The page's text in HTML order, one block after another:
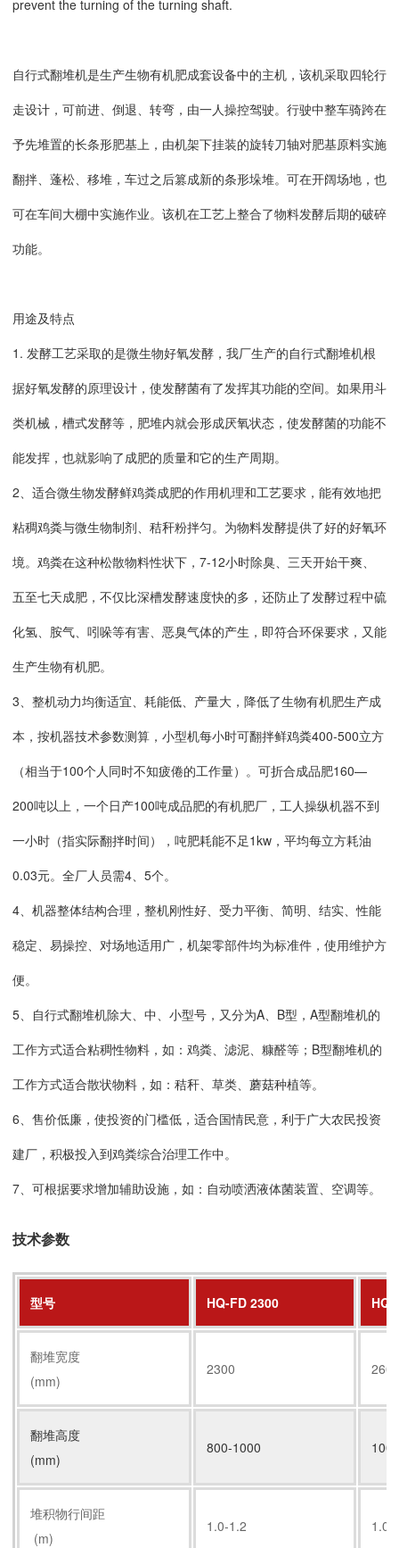
prevent the turning of the turning shaft.
自行式翻堆机是生产生物有机肥成套设备中的主机，该机采取四轮行
走设计，可前进、倒退、转弯，由一人操控驾驶。行驶中整车骑跨在
予先堆置的长条形肥基上，由机架下挂装的旋转刀轴对肥基原料实施
翻拌、蓬松、移堆，车过之后篡成新的条形垛堆。可在开阔场地，也
可在车间大棚中实施作业。该机在工艺上整合了物料发酵后期的破碎
功能。
用途及特点
1. 发酵工艺采取的是微生物好氧发酵，我厂生产的自行式翻堆机根
据好氧发酵的原理设计，使发酵菌有了发挥其功能的空间。如果用斗
类机械，槽式发酵等，肥堆内就会形成厌氧状态，使发酵菌的功能不
能发挥，也就影响了成肥的质量和它的生产周期。
2、适合微生物发酵鲜鸡粪成肥的作用机理和工艺要求，能有效地把
粘稠鸡粪与微生物制剂、秸秆粉拌匀。为物料发酵提供了好的好氧环
境。鸡粪在这种松散物料性状下，7-12小时除臭、三天开始干爽、
五至七天成肥，不仅比深槽发酵速度快的多，还防止了发酵过程中硫
化氢、胺气、吲哚等有害、恶臭气体的产生，即符合环保要求，又能
生产生物有机肥。
3、整机动力均衡适宜、耗能低、产量大，降低了生物有机肥生产成
本，按机器技术参数测算，小型机每小时可翻拌鲜鸡粪400-500立方
（相当于100个人同时不知疲倦的工作量）。可折合成品肥160—
200吨以上，一个日产100吨成品肥的有机肥厂，工人操纵机器不到
一小时（指实际翻拌时间），吨肥耗能不足1kw，平均每立方耗油
0.03元。全厂人员需4、5个。
4、机器整体结构合理，整机刚性好、受力平衡、简明、结实、性能
稳定、易操控、对场地适用广，机架零部件均为标准件，使用维护方
便。
5、自行式翻堆机除大、中、小型号，又分为A、B型，A型翻堆机的
工作方式适合粘稠性物料，如：鸡粪、滤泥、糠醛等；B型翻堆机的
工作方式适合散状物料，如：秸秆、草类、蘑菇种植等。
6、售价低廉，使投资的门槛低，适合国情民意，利于广大农民投资
建厂，积极投入到鸡粪综合治理工作中。
7、可根据要求增加辅助设施，如：自动喷洒液体菌装置、空调等。
技术参数
型号 HQ-FD 2300 HQ-
翻堆宽度
(mm)
2300 2600
翻堆高度
(mm)
800-1000
堆积物行间距
(m)
1.0-1.2 1.0-